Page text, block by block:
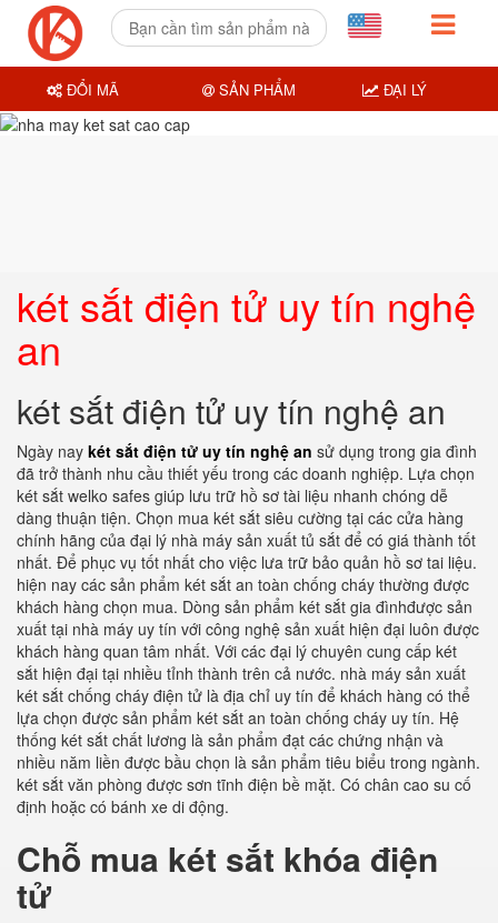
két sắt điện tử uy tín nghệ
an
két sắt điện tử uy tín nghệ an
Ngày nay két sắt điện tử uy tín nghệ an sử dụng trong gia đình
đã trở thành nhu cầu thiết yếu trong các doanh nghiệp. Lựa chọn
két sắt welko safes giúp lưu trữ hồ sơ tài liệu nhanh chóng dễ
dàng thuận tiện. Chọn mua két sắt siêu cường tại các cửa hàng
chính hãng của đại lý nhà máy sản xuất tủ sắt để có giá thành tốt
nhất. Để phục vụ tốt nhất cho việc lưa trữ bảo quản hồ sơ tai liệu.
hiện nay các sản phẩm két sắt an toàn chống cháy thường được
khách hàng chọn mua. Dòng sản phẩm két sắt gia đìnhđược sản
xuất tại nhà máy uy tín với công nghệ sản xuất hiện đại luôn được
khách hàng quan tâm nhất. Với các đại lý chuyên cung cấp két
sắt hiện đại tại nhiều tỉnh thành trên cả nước. nhà máy sản xuất
két sắt chống cháy điện tử là địa chỉ uy tín để khách hàng có thể
lựa chọn được sản phẩm két sắt an toàn chống cháy uy tín. Hệ
thống két sắt chất lương là sản phẩm đạt các chứng nhận và
nhiều năm liền được bầu chọn là sản phẩm tiêu biểu trong ngành.
két sắt văn phòng được sơn tĩnh điện bề mặt. Có chân cao su cố
định hoặc có bánh xe di động.
Chỗ mua két sắt khóa điện
tử
ĐỔI MÃ SẢN PHẨM ĐẠI LÝ